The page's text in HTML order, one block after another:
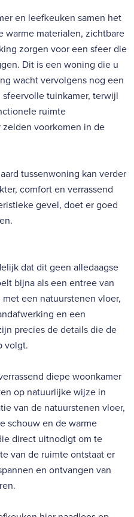
en leefkeuken samen het
warme materialen, zichtbare
zorgen voor een sfeer die
Dit is een woning die u
wacht vervolgens nog een
tuinkamer, terwijl
ruimte
voorkomen in de
tussenwoning kan verder
comfort en verrassend
gevel, doet er goed
dat dit geen alledaagse
bijna als een entree van
een natuurstenen vloer,
en een
precies de details die de
volgt.
diepe woonkamer
op natuurlijke wijze in
van de natuurstenen vloer,
schouw en de warme
direct uitnodigt om te
van de ruimte ontstaat er
en ontvangen van